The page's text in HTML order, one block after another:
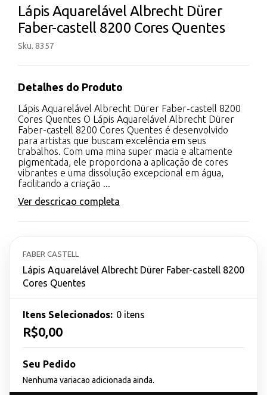
Lápis Aquarelável Albrecht Dürer
Faber-castell 8200 Cores Quentes
Sku. 8357
Detalhes do Produto
Lápis Aquarelável Albrecht Dürer Faber-castell 8200
Cores Quentes O Lápis Aquarelável Albrecht Dürer
Faber-castell 8200 Cores Quentes é desenvolvido
para artistas que buscam excelência em seus
trabalhos. Com uma mina super macia e altamente
pigmentada, ele proporciona a aplicação de cores
vibrantes e uma dissolução excepcional em água,
facilitando a criação ...
Ver descricao completa
FABER CASTELL
Lápis Aquarelável Albrecht Dürer Faber-castell 8200
Cores Quentes
Itens Selecionados: 0 itens
R$0,00
Seu Pedido
Nenhuma variacao adicionada ainda.